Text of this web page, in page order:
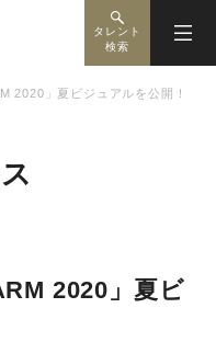
タレント
検索
2020」夏ビジュアルを公開！
2020」夏ビ